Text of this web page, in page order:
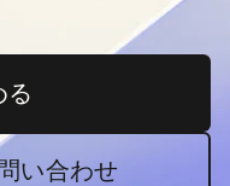
るタブで開く
い合わせ